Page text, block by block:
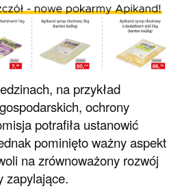
na przykład
ochrony
potrafiła ustanowić
pominięto ważny aspekt
na zrównoważony rozwój
zapylające.